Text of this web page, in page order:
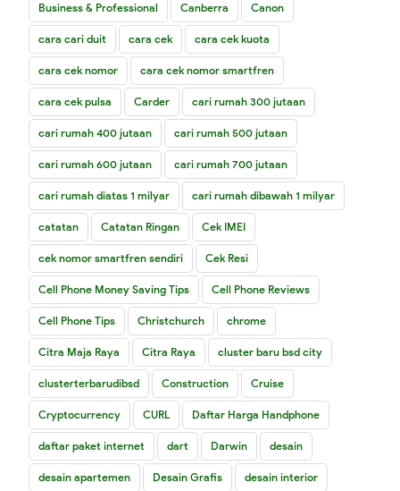
Business & Professional Canberra Canon
cara cari duit cara cek cara cek kuota
cara cek nomor cara cek nomor smartfren
cara cek pulsa Carder cari rumah 300 jutaan
cari rumah 400 jutaan cari rumah 500 jutaan
cari rumah 600 jutaan cari rumah 700 jutaan
cari rumah diatas 1 milyar cari rumah dibawah 1 milyar
catatan Catatan Ringan Cek IMEI
cek nomor smartfren sendiri Cek Resi
Cell Phone Money Saving Tips Cell Phone Reviews
Cell Phone Tips Christchurch chrome
Citra Maja Raya Citra Raya cluster baru bsd city
clusterterbarudibsd Construction Cruise
Cryptocurrency CURL Daftar Harga Handphone
daftar paket internet dart Darwin desain
desain apartemen Desain Grafis desain interior